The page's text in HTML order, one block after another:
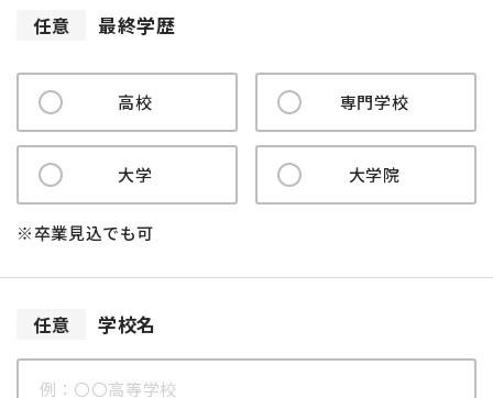
任意 最終学歴
高校 専門学校
大学 大学院
※卒業見込でも可
任意 学校名